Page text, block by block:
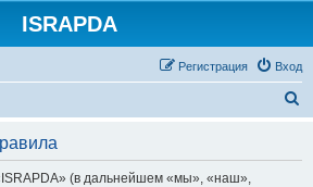
ISRAPDA
Вход
Регистрация
(в дальнейшем «мы», «наш»,